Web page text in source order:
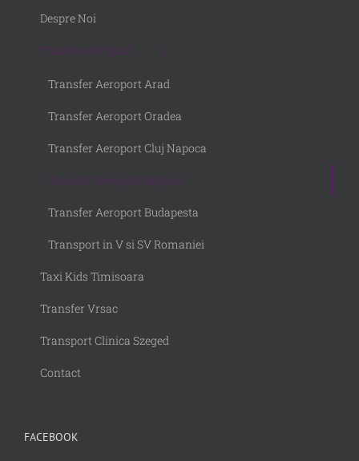
Despre Noi
Transfer Aeroport
Transfer Aeroport Arad
Transfer Aeroport Oradea
Transfer Aeroport Cluj Napoca
Transfer Aeroport Belgrad
Transfer Aeroport Budapesta
Transport in V si SV Romaniei
Taxi Kids Timisoara
Transfer Vrsac
Transport Clinica Szeged
Contact
FACEBOOK